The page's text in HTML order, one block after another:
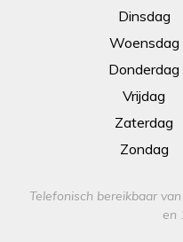
Dinsdag
Woensdag
Donderdag
Vrijdag
Zaterdag
Zondag
Telefonisch bereikbaar
en